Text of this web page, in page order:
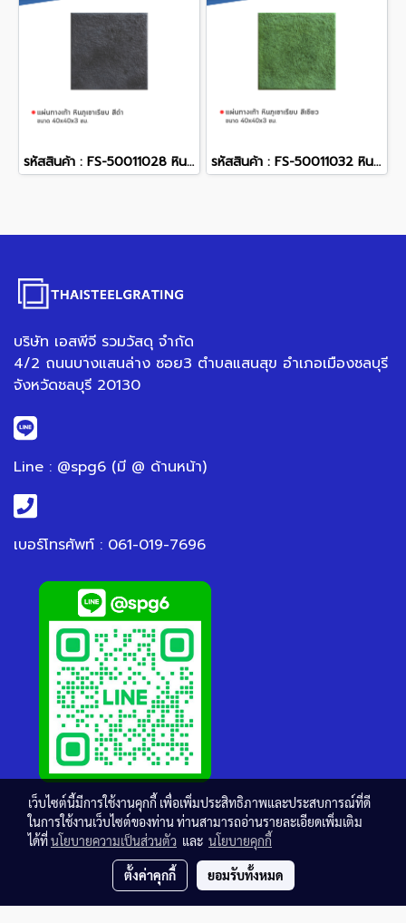
รหัสสินค้า : FS-50011028 หินภูเขาเรียบ สีดำ 40 x 40 x 3 ซม. รหัสสินค้า : FS-50011032 หินภูเขาเรียบ สีเขียว 40 x 40 x 3 ซม.
บริษัท เอสพีจี รวมวัสดุ จำกัด
4/2 ถนนบางแสนล่าง ซอย3 ตำบลแสนสุข อำเภอเมืองชลบุรี
จังหวัดชลบุรี 20130
Line : @spg6 (มี @ ด้านหน้า)
เบอร์โทรศัพท์ : 061-019-7696
เว็บไซต์นี้มีการใช้งานคุกกี้ เพื่อเพิ่มประสิทธิภาพและประสบการณ์ที่ดี
ในการใช้งานเว็บไซต์ของท่าน ท่านสามารถอ่านรายละเอียดเพิ่มเติม
ได้ที่นโยบายความเป็นส่วนตัว และ นโยบายคุกกี้
ตั้งค่าคุกกี้ ยอมรับทั้งหมด